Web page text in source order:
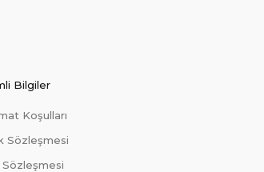
Bilgiler
Koşulları
Sözleşmesi
Sözleşmesi